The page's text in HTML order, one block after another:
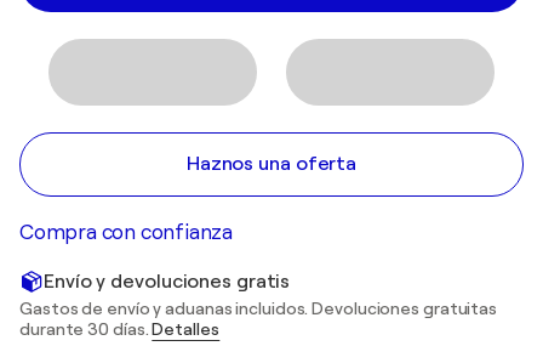
Haznos una oferta
Compra con confianza
Envío y devoluciones gratis
Gastos de envío y aduanas incluidos. Devoluciones gratuitas
durante 30 días.Detalles